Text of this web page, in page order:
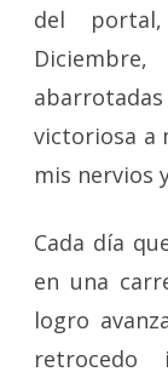
del
victoriosa a
mis nervios
Cada día
en una
logro
retrocedo